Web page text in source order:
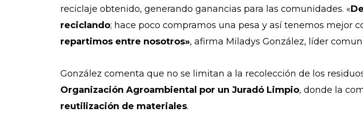
reciclaje obtenido, generando ganancias para las comunidades. «
reciclando; hace poco compramos una pesa y así tenemos mejor
repartimos entre nosotros», afirma Miladys González, líder
González comenta que no se limitan a la recolección de los
Organización Agroambiental por un Juradó Limpio, donde la
reutilización de materiales.